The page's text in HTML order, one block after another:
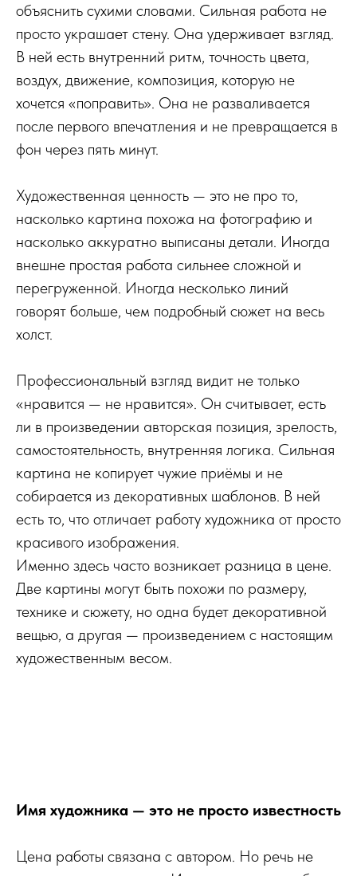
объяснить сухими словами. Сильная работа не
просто украшает стену. Она удерживает взгляд.
В ней есть внутренний ритм, точность цвета,
воздух, движение, композиция, которую не
хочется «поправить». Она не разваливается
после первого впечатления и не превращается в
фон через пять минут.
Художественная ценность — это не про то,
насколько картина похожа на фотографию и
насколько аккуратно выписаны детали. Иногда
внешне простая работа сильнее сложной и
перегруженной. Иногда несколько линий
говорят больше, чем подробный сюжет на весь
холст.
Профессиональный взгляд видит не только
«нравится — не нравится». Он считывает, есть
ли в произведении авторская позиция, зрелость,
самостоятельность, внутренняя логика. Сильная
картина не копирует чужие приёмы и не
собирается из декоративных шаблонов. В ней
есть то, что отличает работу художника от просто
красивого изображения.
Именно здесь часто возникает разница в цене.
Две картины могут быть похожи по размеру,
технике и сюжету, но одна будет декоративной
вещью, а другая — произведением с настоящим
художественным весом.
Имя художника — это не просто известность
Цена работы связана с автором. Но речь не